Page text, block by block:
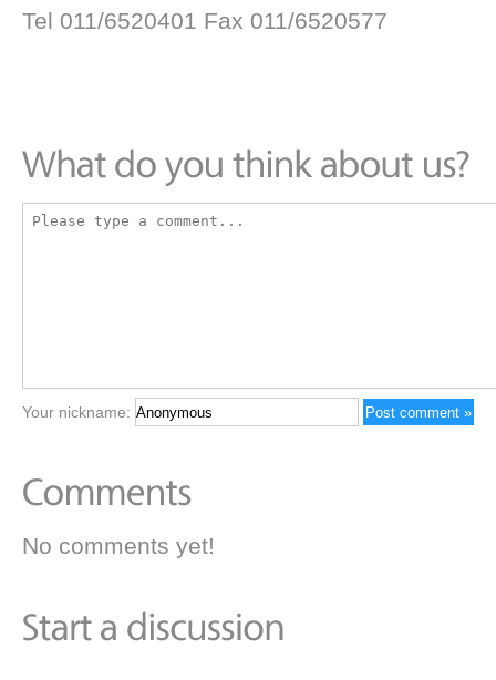
Tel 011/6520401 Fax 011/6520577
Your nickname:
No comments yet!